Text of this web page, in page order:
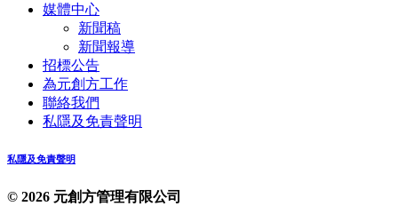
媒體中心
新聞稿
新聞報導
招標公告
為元創方工作
聯絡我們
私隱及免責聲明
私隱及免責聲明
© 2026 元創方管理有限公司